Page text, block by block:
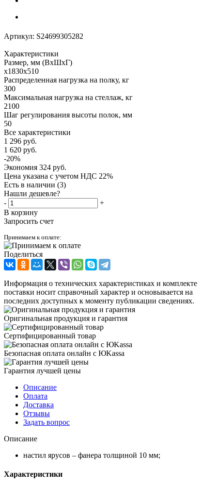
Артикул: S24699305282
Характеристики
Размер, мм (ВхШхГ)
x1830x510
Распределенная нагрузка на полку, кг
300
Максимальная нагрузка на стеллаж, кг
2100
Шаг регулирования высоты полок, мм
50
Все характеристики
1 296 руб.
1 620 руб.
-20%
Экономия 324 руб.
Цена указана с учетом НДС 22%
Есть в наличии (3)
Нашли дешевле?
-
+
В корзину
Запросить счет
Принимаем к оплате:
Поделиться
Информация о технических характеристиках и комплекте
поставки носит справочный характер и основывается на
последних доступных к моменту публикации сведениях.
Оригинальная продукция и гарантия
Сертифицированный товар
Безопасная оплата онлайн с ЮKassa
Гарантия лучшей цены
Описание
Оплата
Доставка
Отзывы
Задать вопрос
Описание
настил ярусов – фанера толщиной 10 мм;
Характеристики